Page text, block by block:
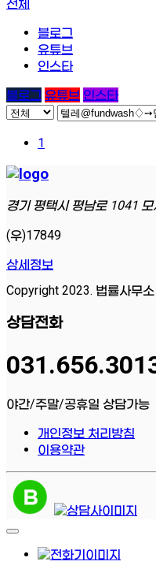
전체
블로그
유튜브
인스타
블로그 유튜브 인스타
1
경기 평택시 평남로 1041
(우)17849
상세정보
Copyright 2023. 법률사무
상담전화
야간/주말/공휴일 상담가능
개인정보 처리방침
이용약관